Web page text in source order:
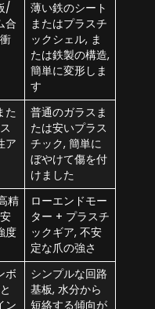
/
合
薄い鉄のシート
またはプラスチ
ックシェル, ま
たは鉄製の構造,
簡単に変形しま
す
た
ア
普通のガラスま
たは安いプラス
チック, 簡単に
ぼやけて傷を付
けました
精
度
ローエンドモー
ター + プラスチ
ックギア, 不安
定な爪の強さ
ボ
ン
シンプルな回路
基板, 水分から
短絡する傾向が